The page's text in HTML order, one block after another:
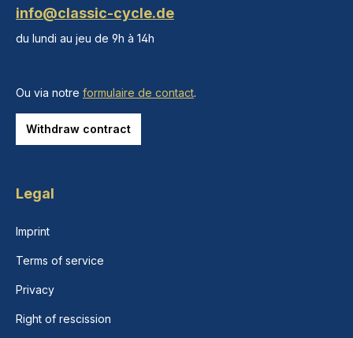
info@classic-cycle.de
du lundi au jeu de 9h à 14h
Ou via notre formulaire de contact.
Withdraw contract
Legal
Imprint
Terms of service
Privacy
Right of rescission